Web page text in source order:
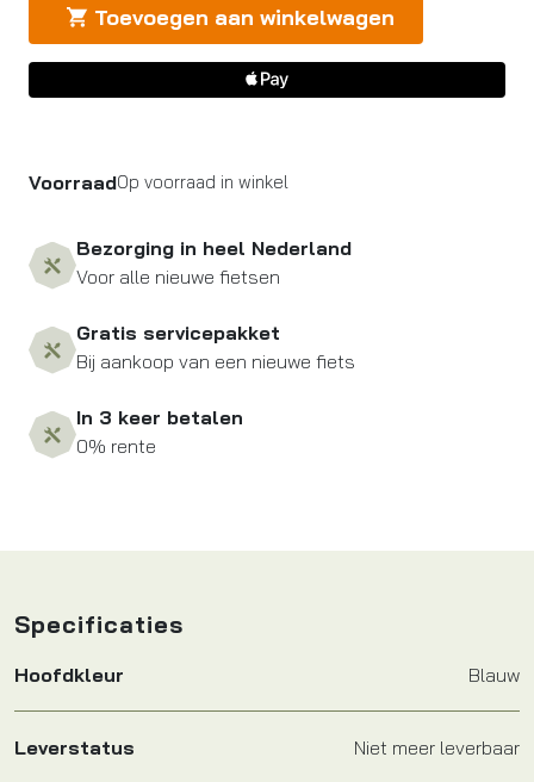
Toevoegen aan winkelwagen
VoorraadOp voorraad in winkel
Bezorging in heel Nederland
Voor alle nieuwe fietsen
Gratis servicepakket
Bij aankoop van een nieuwe fiets
In 3 keer betalen
0% rente
Specificaties
Hoofdkleur Blauw
Leverstatus Niet meer leverbaar